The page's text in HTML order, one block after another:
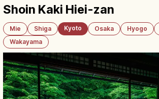
Shoin Kaki Hiei-zan
Mie Shiga Kyoto Osaka Hyogo
Wakayama